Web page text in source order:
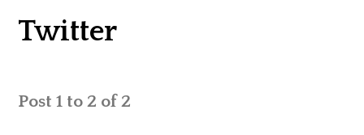
Twitter
Post 1 to 2 of 2